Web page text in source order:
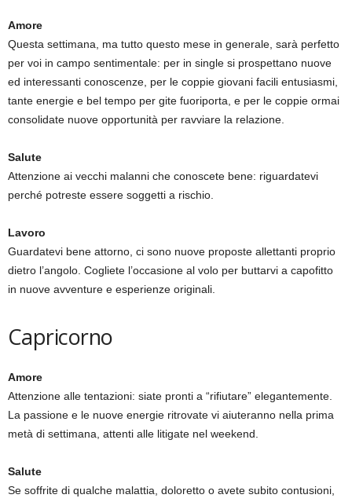
Amore
Questa settimana, ma tutto questo mese in generale, sarà perfetto
per voi in campo sentimentale: per in single si prospettano nuove
ed interessanti conoscenze, per le coppie giovani facili entusiasmi,
tante energie e bel tempo per gite fuoriporta, e per le coppie ormai
consolidate nuove opportunità per ravviare la relazione.
Salute
Attenzione ai vecchi malanni che conoscete bene: riguardatevi
perché potreste essere soggetti a rischio.
Lavoro
Guardatevi bene attorno, ci sono nuove proposte allettanti proprio
dietro l’angolo. Cogliete l’occasione al volo per buttarvi a capofitto
in nuove avventure e esperienze originali.
Capricorno
Amore
Attenzione alle tentazioni: siate pronti a “rifiutare” elegantemente.
La passione e le nuove energie ritrovate vi aiuteranno nella prima
metà di settimana, attenti alle litigate nel weekend.
Salute
Se soffrite di qualche malattia, doloretto o avete subito contusioni,